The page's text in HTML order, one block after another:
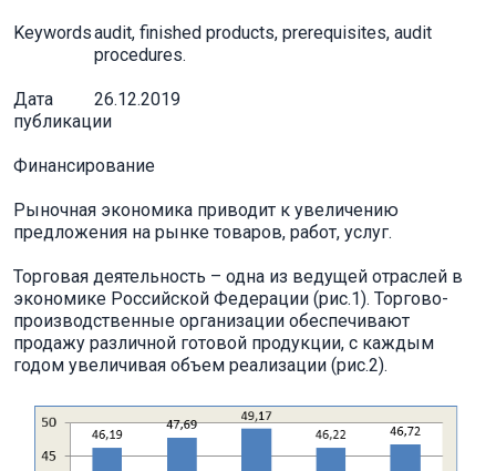
Keywordsaudit, finished products, prerequisites, audit
procedures.
Дата
публикации
26.12.2019
Финансирование
Рыночная экономика приводит к увеличению
предложения на рынке товаров, работ, услуг.
Торговая деятельность – одна из ведущей отраслей в
экономике Российской Федерации (рис.1). Торгово-
производственные организации обеспечивают
продажу различной готовой продукции, с каждым
годом увеличивая объем реализации (рис.2).